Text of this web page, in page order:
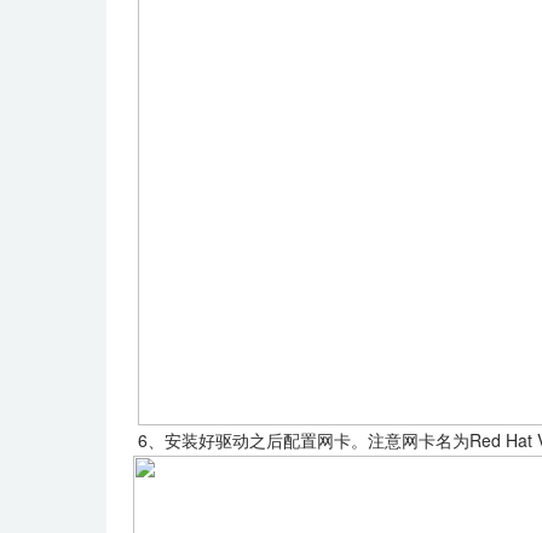
6、安装好驱动之后配置网卡。注意网卡名为Red